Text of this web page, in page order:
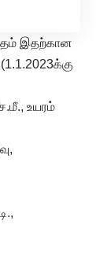
இதற்கான
உயரம்